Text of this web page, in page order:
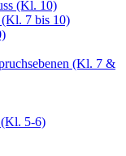
(Kl. 10)
7 bis 10)
(Kl. 7 &
(Kl. 5-6)